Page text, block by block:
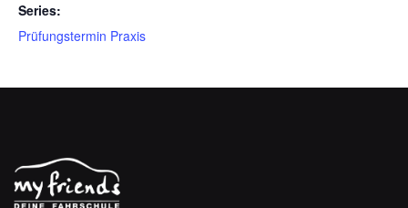
Series:
Prüfungstermin Praxis